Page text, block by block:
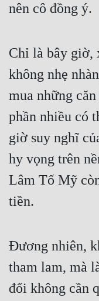
nên cô đồng ý.
Chỉ là bây giờ,
không nhẹ
mua những
phần nhiều có
giờ suy nghĩ
hy vọng trên
Lâm Tố Mỹ
tiền.
Đương nhiên,
tham lam, mà
đổi không cần